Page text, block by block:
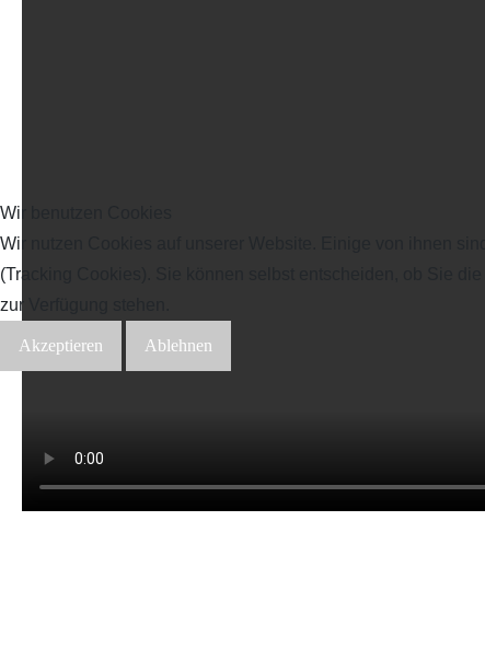
Wir benutzen Cookies
Wir nutzen Cookies auf unserer Website. Einige von ihnen
(Tracking Cookies). Sie können selbst entscheiden, ob Sie
zur Verfügung stehen.
Akzeptieren Ablehnen